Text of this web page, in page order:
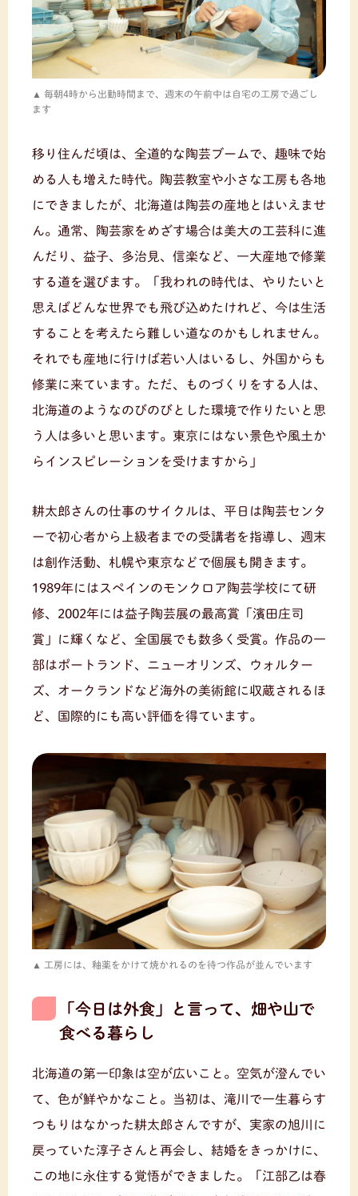
毎朝4時から出勤時間まで、週末の午前中は自宅の工房で過ごし
ます
移り住んだ頃は、全道的な陶芸ブームで、趣味で始
める人も増えた時代。陶芸教室や小さな工房も各地
にできましたが、北海道は陶芸の産地とはいえませ
ん。通常、陶芸家をめざす場合は美大の工芸科に進
んだり、益子、多治見、信楽など、一大産地で修業
する道を選びます。「我われの時代は、やりたいと
思えばどんな世界でも飛び込めたけれど、今は生活
することを考えたら難しい道なのかもしれません。
それでも産地に行けば若い人はいるし、外国からも
修業に来ています。ただ、ものづくりをする人は、
北海道のようなのびのびとした環境で作りたいと思
う人は多いと思います。東京にはない景色や風土か
らインスピレーションを受けますから」
耕太郎さんの仕事のサイクルは、平日は陶芸センタ
ーで初心者から上級者までの受講者を指導し、週末
は創作活動、札幌や東京などで個展も開きます。
1989年にはスペインのモンクロア陶芸学校にて研
修、2002年には益子陶芸展の最高賞「濱田庄司
賞」に輝くなど、全国展でも数多く受賞。作品の一
部はポートランド、ニューオリンズ、ウォルター
ズ、オークランドなど海外の美術館に収蔵されるほ
ど、国際的にも高い評価を得ています。
工房には、釉薬をかけて焼かれるのを待つ作品が並んでいます
「今日は外食」と言って、畑や山で
食べる暮らし
北海道の第一印象は空が広いこと。空気が澄んでい
て、色が鮮やかなこと。当初は、滝川で一生暮らす
つもりはなかった耕太郎さんですが、実家の旭川に
戻っていた淳子さんと再会し、結婚をきっかけに、
この地に永住する覚悟ができました。「江部乙は春